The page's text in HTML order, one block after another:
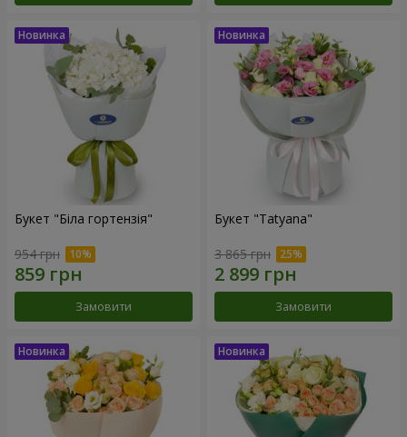
Букет "Біла гортензія"
954 грн
Замовити
Букет "Tatyana"
3 865 грн
Замовити